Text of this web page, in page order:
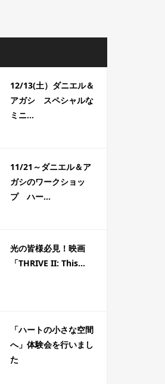
12/13(土）ダニエル＆
アガシ スペシャルな
ミニ...
11/21～ダニエル＆ア
ガシのワークショッ
プ ハー...
光の皆様必見！映画
「THRIVE II: This...
「ハートの小さな空間
へ」体験会を行いまし
た